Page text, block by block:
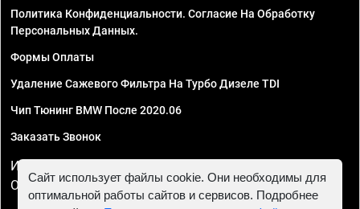
Политика Конфиденциальности. Согласие На Обработку
Персональных Данных.
Формы Оплаты
Удаление Сажевого Фильтра На Турбо Дизеле TDI
Чип Тюнинг BMW После 2020.06
Заказать Звонок
ИП Смирнов Георгий Павлович. ИНН 781302555843,
ОГРНИП 324470400032610
Сайт использует файлы cookie. Они необходимы для
оптимальной работы сайтов и сервисов. Подробнее